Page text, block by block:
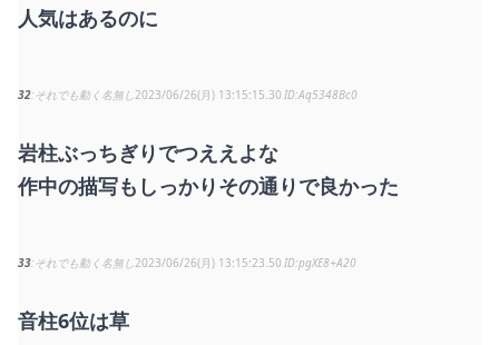
人気はあるのに
32 それでも動く名無し2023/06/26(月) 13:15:15.30 Aq5348Bc0
岩柱ぶっちぎりでつええよな
作中の描写もしっかりその通りで良かった
33 それでも動く名無し2023/06/26(月) 13:15:23.50 pgXE8+A20
音柱6位は草